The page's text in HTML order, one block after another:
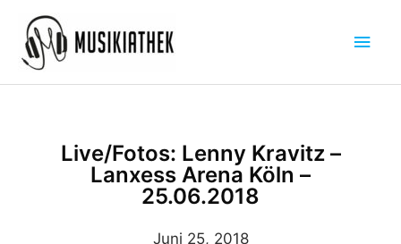
Inhalt
springen
Live/Fotos: Lenny Kravitz –
Lanxess Arena Köln –
25.06.2018
Juni 25, 2018